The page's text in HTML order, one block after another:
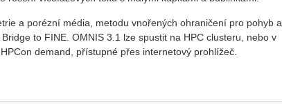
a porézní média, metodu vnořených ohraničení pro pohyb a
to FINE. OMNIS 3.1 lze spustit na HPC clusteru, nebo v
demand, přístupné přes internetový prohlížeč.